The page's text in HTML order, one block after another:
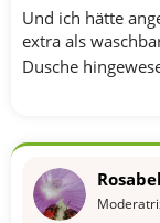
Und ich hätte
extra als
Dusche